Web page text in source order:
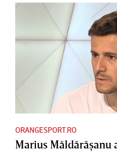
ORANGESPORT.RO
Marius Măldărăşanu